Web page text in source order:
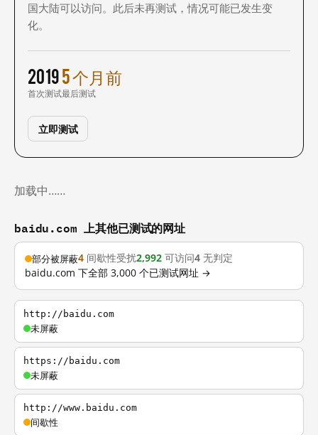
国大陆可以访问。此后未再测试，情况可能已发生变
化。
2019
首次测试
5 个月前
最后测试
立即测试
加载中……
baidu.com 上其他已测试的网址
部分被屏蔽4 间歇性受扰2,992 可访问4 无判定
baidu.com 下全部 3,000 个已测试网址 →
http://baidu.com
未屏蔽
https://baidu.com
未屏蔽
http://www.baidu.com
间歇性